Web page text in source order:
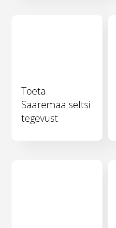
Toeta
Saaremaa seltsi
tegevust